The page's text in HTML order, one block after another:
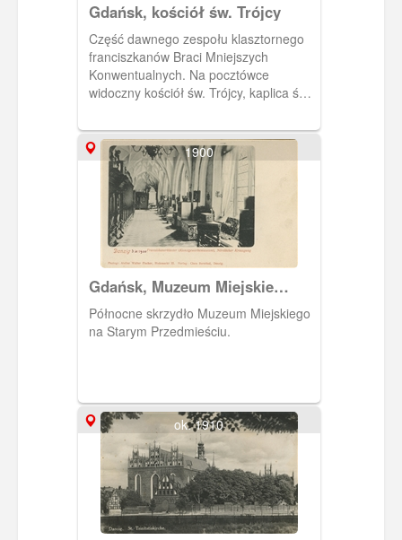
Gdańsk, kościół św. Trójcy
Część dawnego zespołu klasztornego
franciszkanów Braci Mniejszych
Konwentualnych. Na pocztówce
widoczny kościół św. Trójcy, kaplica św.
1929 r.
1900
Gdańsk, Muzeum Miejskie
Stadtmuseum
Północne skrzydło Muzeum Miejskiego
na Starym Przedmieściu.
ok. 1910